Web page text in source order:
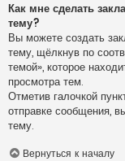
Как мне сделать
тему?
Вы можете создать
тему, щёлкнув по
темой», которое
просмотра тем.
Отметив галочкой
отправке сообщения,
тему.
Вернуться к началу